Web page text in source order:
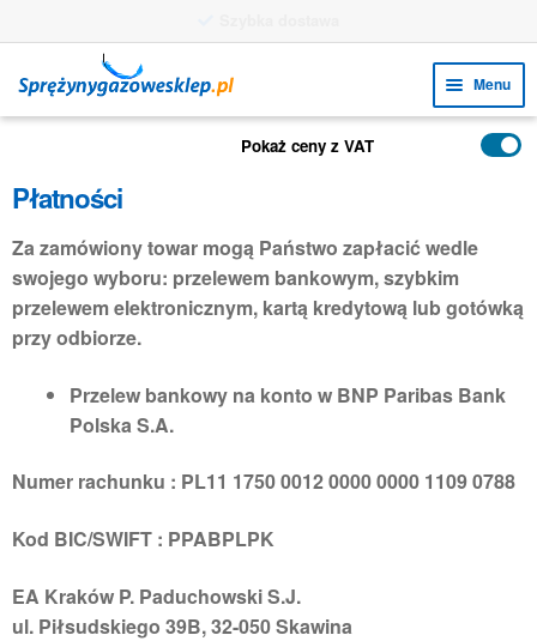
do
nawigacji
do
treści
Menu
menu
PRODUKTY
ZASTOSOWANIA
BIURO OBSŁUGI KLIENTA
menu
FAQ
Pokaż ceny z VAT
Płatności
Za zamówiony towar mogą Państwo zapłacić wedle
swojego wyboru: przelewem bankowym, szybkim
przelewem elektronicznym, kartą kredytową lub gotówką
przy odbiorze.
Przelew bankowy na konto w BNP Paribas Bank
Polska S.A.
Numer rachunku : PL11 1750 0012 0000 0000 1109 0788
Kod BIC/SWIFT : PPABPLPK
EA Kraków P. Paduchowski S.J.
ul. Piłsudskiego 39B, 32-050 Skawina